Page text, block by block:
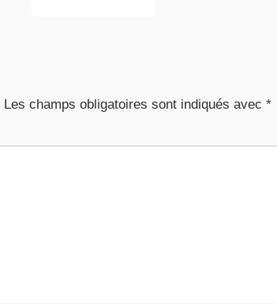
Les champs obligatoires sont indiqués avec*